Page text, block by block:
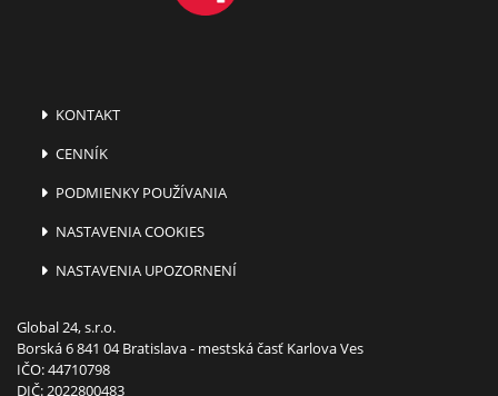
KONTAKT
CENNÍK
PODMIENKY POUŽÍVANIA
NASTAVENIA COOKIES
NASTAVENIA UPOZORNENÍ
Global 24, s.r.o.
Borská 6 841 04 Bratislava - mestská časť Karlova Ves
IČO: 44710798
DIČ: 2022800483